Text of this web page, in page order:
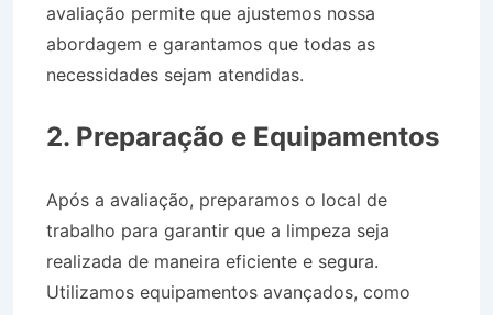
avaliação permite que ajustemos nossa
abordagem e garantamos que todas as
necessidades sejam atendidas.
2. Preparação e Equipamentos
Após a avaliação, preparamos o local de
trabalho para garantir que a limpeza seja
realizada de maneira eficiente e segura.
Utilizamos equipamentos avançados, como